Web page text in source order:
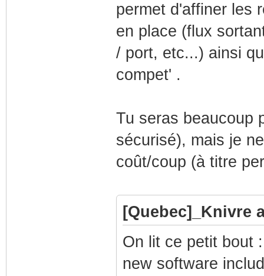
permet d'affiner les
en place (flux
/ port, etc...) ainsi
compet' .
Tu seras beaucoup
sécurisé), mais je
coût/coup (à titre
[Quebec]_Knivre
On lit ce petit bout
new software